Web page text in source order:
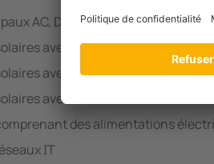
AC, DC ou AC/DC
avec onduleurs directement
avec capacités de réseau
avec de hautes mais lentes
des alimentations
IT